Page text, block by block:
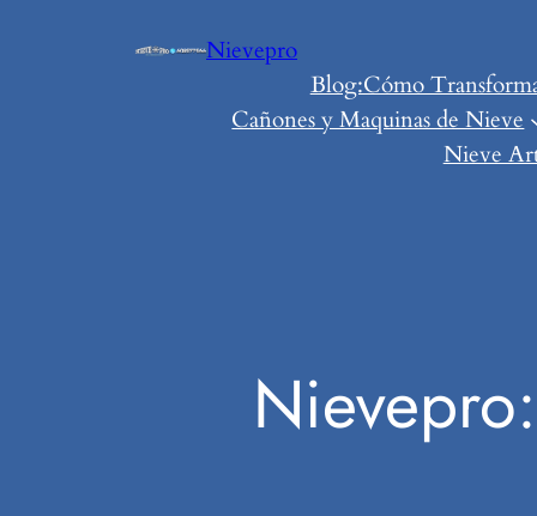
Nievepro
Blog:Cómo
Cañones y Maquinas de Nieve
Nieve